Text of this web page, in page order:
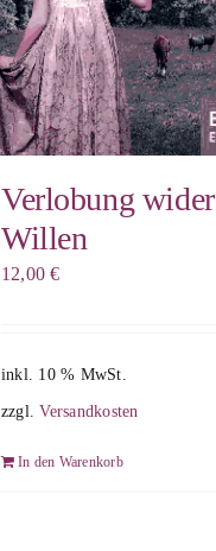
Verlobung wider
Willen
12,00€
inkl. 10 % MwSt.
zzgl.Versandkosten
In den Warenkorb